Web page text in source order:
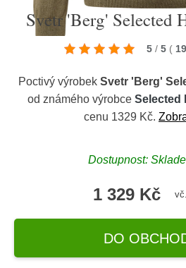
Svetr 'Berg' Selected
5 / 5 ( 19
Poctivý výrobek Svetr 'Berg'
od známého výrobce Selected
cenu 1329 Kč.
Dostupnost:
1 329 Kč
DO